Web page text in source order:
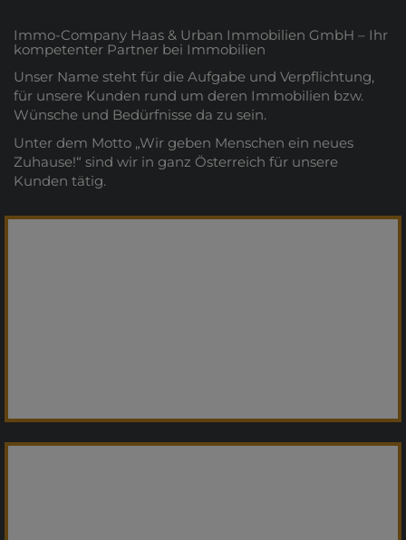
Immo-Company Haas & Urban Immobilien GmbH – Ihr
kompetenter Partner bei Immobilien
Unser Name steht für die Aufgabe und Verpflichtung,
für unsere Kunden rund um deren Immobilien bzw.
Wünsche und Bedürfnisse da zu sein.
Unter dem Motto „Wir geben Menschen ein neues
Zuhause!“ sind wir in ganz Österreich für unsere
Kunden tätig.